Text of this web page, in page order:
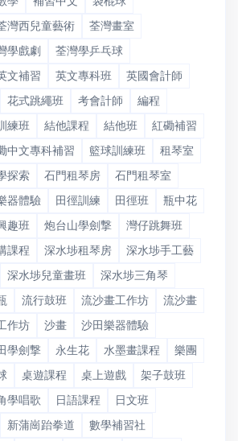
灣西兒童藝術
荃灣畫室
學戲劇
荃灣學乒乓球
文補習 英文專科班
英國會計師
花式跳繩班 考會計師
編程
練班 結他課程 結他班
紅磡補習
中文專科補習 籃球訓練班
租琴室
探索 石門租琴房
石門租琴室
器體驗 田徑訓練 田徑班
瓶中花
趣班 炮台山學劍撃
灣仔跳舞班
課程 深水埗租琴房
深水埗手工藝
深水埗兒童畫班
深水埗三角琴
流行鼓班 流沙畫工作坊
流沙畫
作坊 沙畫
沙田樂器體驗
學劍撃 永生花 水墨畫課程
樂團
桌遊課程 桌上遊戲
架子鼓班
學唱歌 日語課程
日文班
新蒲崗跆拳道 數學補習社